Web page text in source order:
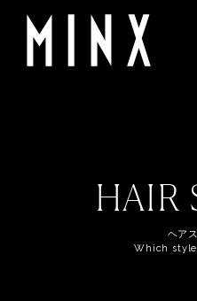
HAIR
ヘア
Which